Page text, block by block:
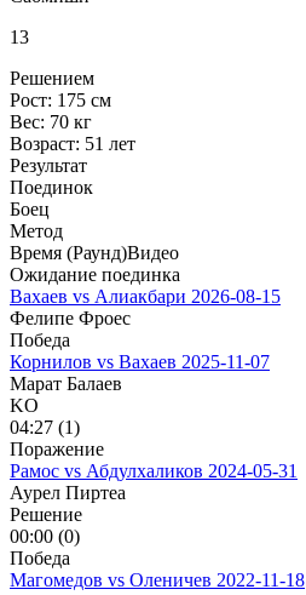
13
Решением
Рост: 175 см
Вес: 70 кг
Возраст: 51 лет
Результат
Поединок
Боец
Метод
Время (Раунд)Видео
Ожидание поединка
Вахаев vs Алиакбари 2026-08-15
Фелипе Фроес
Победа
Корнилов vs Вахаев 2025-11-07
Марат Балаев
KO
04:27 (1)
Поражение
Рамос vs Абдулхаликов 2024-05-31
Аурел Пиртеа
Решение
00:00 (0)
Победа
Магомедов vs Оленичев 2022-11-18